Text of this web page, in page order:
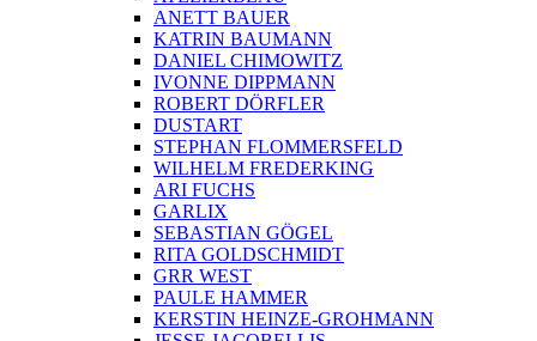
ANETT BAUER
KATRIN BAUMANN
DANIEL CHIMOWITZ
IVONNE DIPPMANN
ROBERT DÖRFLER
DUSTART
STEPHAN FLOMMERSFELD
WILHELM FREDERKING
ARI FUCHS
GARLIX
SEBASTIAN GÖGEL
RITA GOLDSCHMIDT
GRR WEST
PAULE HAMMER
KERSTIN HEINZE-GROHMANN